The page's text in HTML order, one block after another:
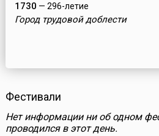
1730 — 296-летие
Город трудовой доблести
Фестивали
Нет информации ни об одном
проводился в этот день.